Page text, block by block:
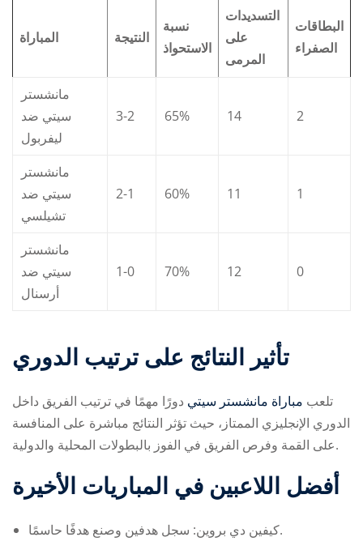
المباراة النتيجة
نسبة
الاستحواذ
التسديدات
على
المرمى
البطاقات
الصفراء
مانشستر
سيتي ضد
ليفربول
3-2 65% 14 2
مانشستر
سيتي ضد
تشيلسي
2-1 60% 11 1
مانشستر
سيتي ضد
أرسنال
1-0 70% 12 0
تأثير النتائج على ترتيب الدوري
تلعب مباراة مانشستر سيتي دورًا مهمًا في ترتيب الفريق داخل
الدوري الإنجليزي الممتاز، حيث تؤثر النتائج مباشرة على المنافسة
على القمة وفرص الفريق في الفوز بالبطولات المحلية والدولية.
أفضل اللاعبين في المباريات الأخيرة
كيفين دي بروين: سجل هدفين وصنع هدفًا حاسمًا.